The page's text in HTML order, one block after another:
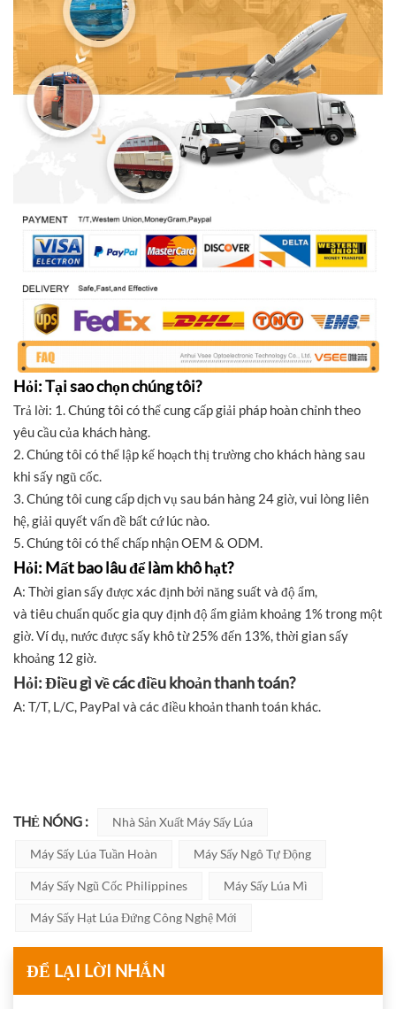
Hỏi: Tại sao chọn chúng tôi?
Trả lời: 1. Chúng tôi có thể cung cấp giải pháp hoàn chỉnh theo
yêu cầu của khách hàng.
2. Chúng tôi có thể lập kế hoạch thị trường cho khách hàng sau
khi sấy ngũ cốc.
3. Chúng tôi cung cấp dịch vụ sau bán hàng 24 giờ, vui lòng liên
hệ, giải quyết vấn đề bất cứ lúc nào.
5. Chúng tôi có thể chấp nhận OEM & ODM.
Hỏi: Mất bao lâu để làm khô hạt?
A: Thời gian sấy được xác định bởi năng suất và độ ẩm,
và tiêu chuẩn quốc gia quy định độ ẩm giảm khoảng 1% trong một
giờ. Ví dụ, nước được sấy khô từ 25% đến 13%, thời gian sấy
khoảng 12 giờ.
Hỏi: Điều gì về các điều khoản thanh toán?
A: T/T, L/C, PayPal và các điều khoản thanh toán khác.
THẺ NÓNG : Nhà Sản Xuất Máy Sấy Lúa
Máy Sấy Lúa Tuần Hoàn Máy Sấy Ngô Tự Động
Máy Sấy Ngũ Cốc Philippines Máy Sấy Lúa Mì
Máy Sấy Hạt Lúa Đứng Công Nghệ Mới
ĐỂ LẠI LỜI NHẮN